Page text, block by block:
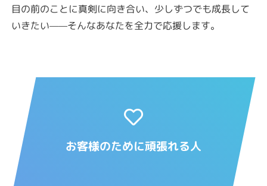
目の前のことに真剣に向き合い、少しずつでも成長して
いきたい——そんなあなたを全力で応援します。
お客様のために頑張れる人